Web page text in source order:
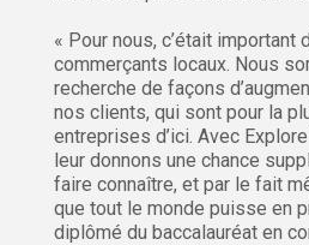
« Pour nous, c’était important
commerçants locaux. Nous
recherche de façons
nos clients, qui sont pour la
entreprises d’ici. Avec
leur donnons une chance
faire connaître, et par le fait
que tout le monde puisse en
diplômé du baccalauréat en